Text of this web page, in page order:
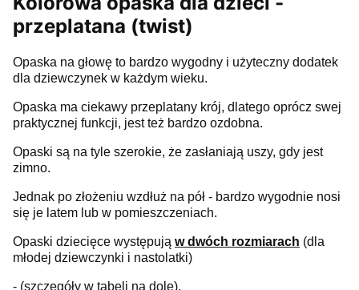
przeplatana (twist)
Opaska na głowę to bardzo wygodny i użyteczny dodatek
dla dziewczynek w każdym wieku.
Opaska ma ciekawy przeplatany krój, dlatego oprócz swej
praktycznej funkcji, jest też bardzo ozdobna.
Opaski są na tyle szerokie, że zasłaniają uszy, gdy jest
zimno.
Jednak po złożeniu wzdłuż na pół - bardzo wygodnie nosi
się je latem lub w pomieszczeniach.
Opaski dziecięce występują wdwóch rozmiarach (dla
młodej dziewczynki i nastolatki)
- (szczegóły w tabeli na dole).